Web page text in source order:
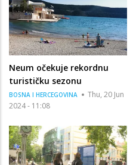
Neum očekuje rekordnu
turističku sezonu
BOSNA I HERCEGOVINA
Thu, 20 Jun
2024 - 11:08